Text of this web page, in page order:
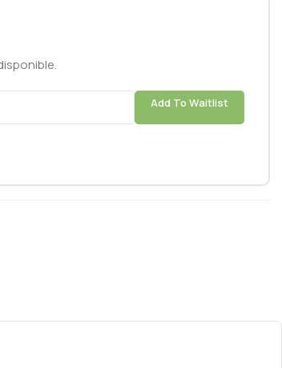
Add To Waitlist